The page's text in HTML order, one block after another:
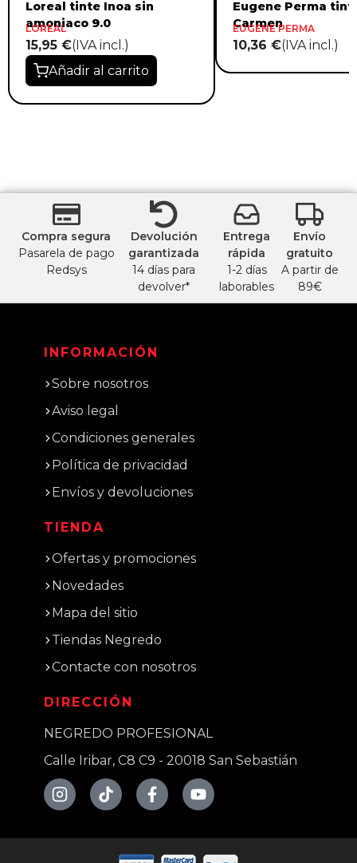
Loreal tinte Inoa sin
amoniaco 9.0
LOREAL
15,95 €(IVA incl.)
Añadir al carrito
Eugene Perma
Carmen
EUGENE PERMA
10,36 €(IVA incl.)
Compra segura
Pasarela de pago
Redsys
Devolución
garantizada
14 días para
devolver*
Entrega
rápida
1-2 días
laborables
Envío
gratuito
A partir de
89€
INFORMACIÓN
Sobre nosotros
Aviso legal
Condiciones generales
Política de privacidad
Envíos y devoluciones
TIENDA
Ofertas y promociones
Novedades
Mapa del sitio
Tiendas Negredo
Contacte con nosotros
DIRECCIÓN
NEGREDO PROFESIONAL
Calle Iribar, C8 C9 - 20018 San Sebastián